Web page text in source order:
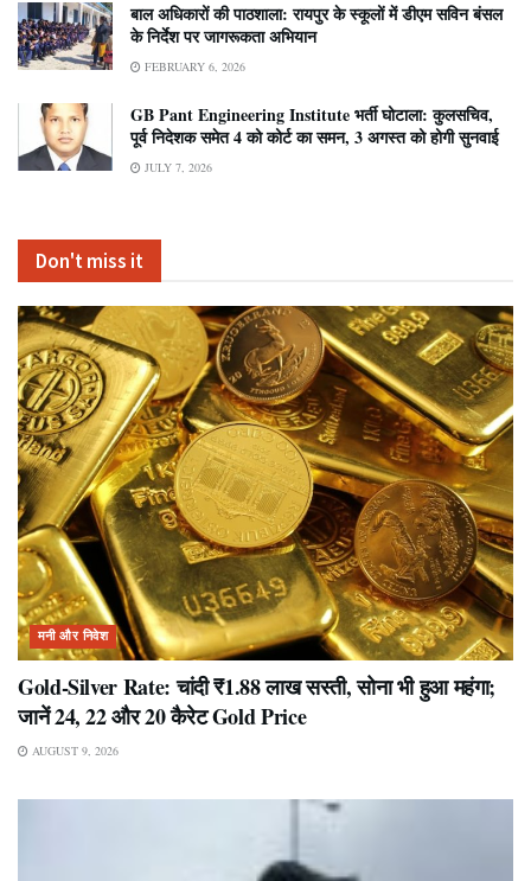
बाल अधिकारों की पाठशाला: रायपुर के स्कूलों में डीएम सविन बंसल
के निर्देश पर जागरूकता अभियान
FEBRUARY 6, 2026
GB Pant Engineering Institute भर्ती घोटाला: कुलसचिव,
पूर्व निदेशक समेत 4 को कोर्ट का समन, 3 अगस्त को होगी सुनवाई
JULY 7, 2026
Don't miss it
मनी और निवेश
Gold-Silver Rate: चांदी ₹1.88 लाख सस्ती, सोना भी हुआ महंगा;
जानें 24, 22 और 20 कैरेट Gold Price
AUGUST 9, 2026